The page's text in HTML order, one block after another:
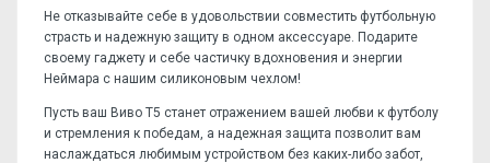
Не отказывайте себе в удовольствии совместить футбольную
страсть и надежную защиту в одном аксессуаре. Подарите
своему гаджету и себе частичку вдохновения и энергии
Неймара с нашим силиконовым чехлом!
Пусть ваш Виво Т5 станет отражением вашей любви к футболу
и стремления к победам, а надежная защита позволит вам
наслаждаться любимым устройством без каких-либо забот,